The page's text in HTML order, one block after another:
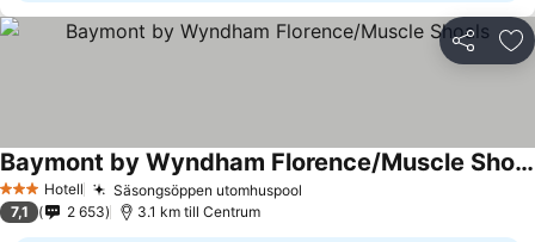
Dela
3 StjärnorHotell Säsongsöppen utomhuspool
Baymont by Wyndham Florence/Muscle Shoals
7,1 2 653 3.1 km till Centrum